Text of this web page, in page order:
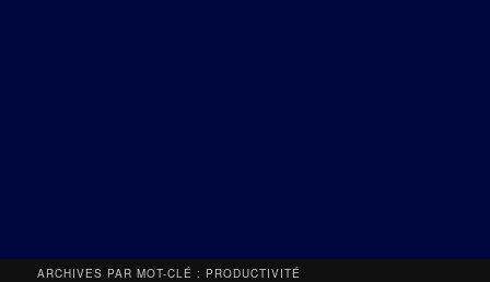
ARCHIVES PAR MOT-CLÉ : PRODUCTIVITÉ